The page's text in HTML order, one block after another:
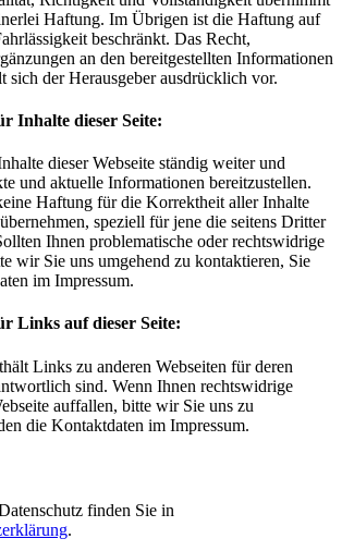
Haftung. Im Übrigen ist die Haftung auf
beschränkt. Das Recht,
an den bereitgestellten Informationen
sich der Herausgeber ausdrücklich vor.
Inhalte dieser Seite:
dieser Webseite ständig weiter und
und aktuelle Informationen bereitzustellen.
Haftung für die Korrektheit aller Inhalte
speziell für jene die seitens Dritter
Ihnen problematische oder rechtswidrige
wir Sie uns umgehend zu kontaktieren, Sie
im Impressum.
Links auf dieser Seite:
Links zu anderen Webseiten für deren
sind. Wenn Ihnen rechtswidrige
auffallen, bitte wir Sie uns zu
die Kontaktdaten im Impressum.
finden Sie in
.